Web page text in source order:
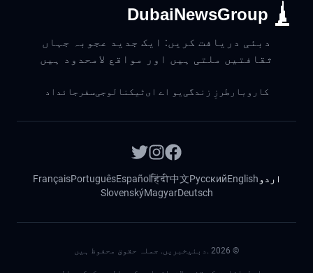
DubaiNewsGroup
دبئی دریافت کریں: ایک جدید عجوبہ جہاں
ثقافتیں ملتی ہیں اور مواقع لامحدود ہیں
کاروبار طرزِ زندگی یو اے ایٹیکنالوجیسفر جائداد
اردو English
Русский
中文
हिंदी
Español
Português
Français
Deutsch
Magyar
Slovenský
©
2026 .دبئیخبریں. جملہ حقوق محفوظ ہیں